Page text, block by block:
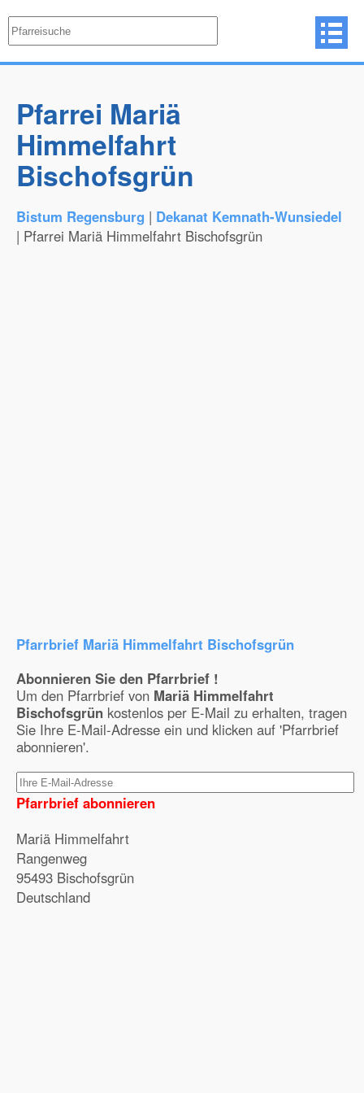
Pfarrei Mariä
Himmelfahrt
Bischofsgrün
Bistum Regensburg | Dekanat Kemnath-Wunsiedel
| Pfarrei Mariä Himmelfahrt Bischofsgrün
Pfarrbrief Mariä Himmelfahrt Bischofsgrün
Abonnieren Sie den Pfarrbrief !
Um den Pfarrbrief von Mariä Himmelfahrt
Bischofsgrün kostenlos per E-Mail zu erhalten, tragen
Sie Ihre E-Mail-Adresse ein und klicken auf 'Pfarrbrief
abonnieren'.
Pfarrbrief abonnieren
Mariä Himmelfahrt
Rangenweg
95493 Bischofsgrün
Deutschland